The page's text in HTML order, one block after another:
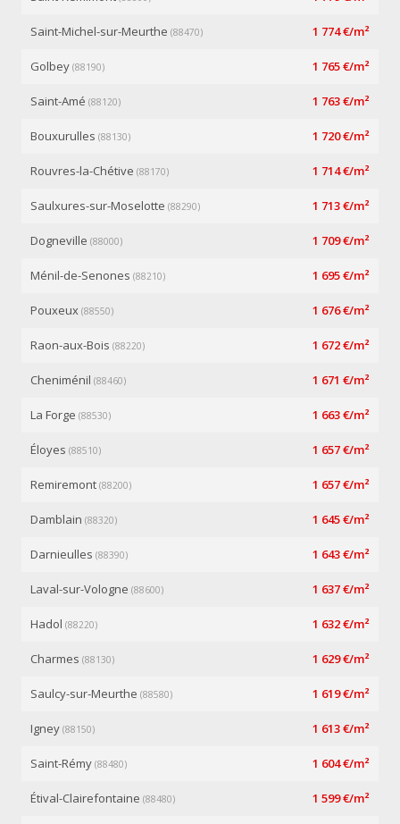
Saint-Michel-sur-Meurthe (88470) 1 774 €/m²
Golbey (88190) 1 765 €/m²
Saint-Amé (88120) 1 763 €/m²
Bouxurulles (88130) 1 720 €/m²
Rouvres-la-Chétive (88170) 1 714 €/m²
Saulxures-sur-Moselotte (88290) 1 713 €/m²
Dogneville (88000) 1 709 €/m²
Ménil-de-Senones (88210) 1 695 €/m²
Pouxeux (88550) 1 676 €/m²
Raon-aux-Bois (88220) 1 672 €/m²
Cheniménil (88460) 1 671 €/m²
La Forge (88530) 1 663 €/m²
Éloyes (88510) 1 657 €/m²
Remiremont (88200) 1 657 €/m²
Damblain (88320) 1 645 €/m²
Darnieulles (88390) 1 643 €/m²
Laval-sur-Vologne (88600) 1 637 €/m²
Hadol (88220) 1 632 €/m²
Charmes (88130) 1 629 €/m²
Saulcy-sur-Meurthe (88580) 1 619 €/m²
Igney (88150) 1 613 €/m²
Saint-Rémy (88480) 1 604 €/m²
Étival-Clairefontaine (88480) 1 599 €/m²